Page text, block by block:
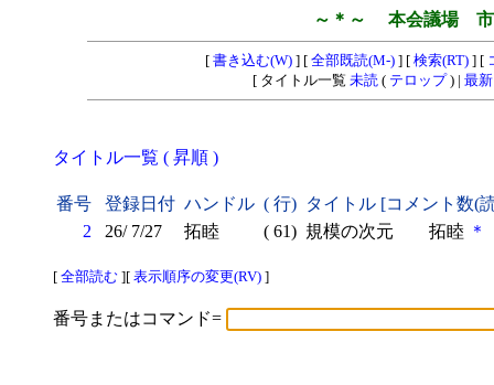
～＊～ 本会議場 市
[ 書き込む(W)] [ 全部既読(M-)] [ 検索(RT)] [
[ タイトル一覧 未読( テロップ) | 最新
タイトル一覧 ( 昇順 )
番号 登録日付 ハンドル ( 行) タイトル [コメント数(
2
26/ 7/27 拓睦 ( 61) 規模の次元 拓睦 ＊
[ 全部読む ][ 表示順序の変更(RV) ]
番号またはコマンド=